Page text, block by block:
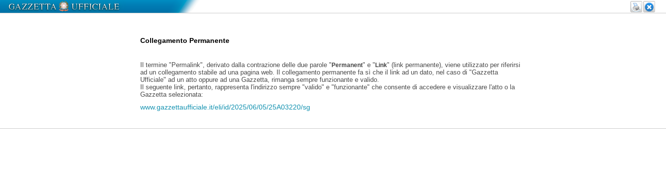
Collegamento Permanente
Il termine "Permalink", derivato dalla contrazione delle due parole "Permanent" e "Link" (link permanente), viene utilizzato per riferirsi
ad un collegamento stabile ad una pagina web. Il collegamento permanente fa sì che il link ad un dato, nel caso di "Gazzetta
Ufficiale" ad un atto oppure ad una Gazzetta, rimanga sempre funzionante e valido.
Il seguente link, pertanto, rappresenta l'indirizzo sempre "valido" e "funzionante" che consente di accedere e visualizzare l'atto o la
Gazzetta selezionata:
www.gazzettaufficiale.it/eli/id/2025/06/05/25A03220/sg